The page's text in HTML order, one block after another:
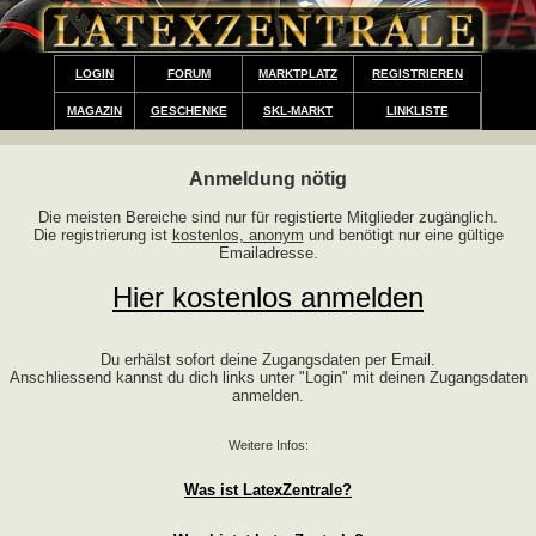
LOGIN FORUM MARKTPLATZ REGISTRIEREN
MAGAZIN GESCHENKE SKL-MARKT LINKLISTE
Anmeldung nötig
Die meisten Bereiche sind nur für registierte Mitglieder zugänglich.
Die registrierung ist kostenlos, anonym und benötigt nur eine gültige
Emailadresse.
Hier kostenlos anmelden
Du erhälst sofort deine Zugangsdaten per Email.
Anschliessend kannst du dich links unter "Login" mit deinen Zugangsdaten
anmelden.
Weitere Infos:
Was ist LatexZentrale?